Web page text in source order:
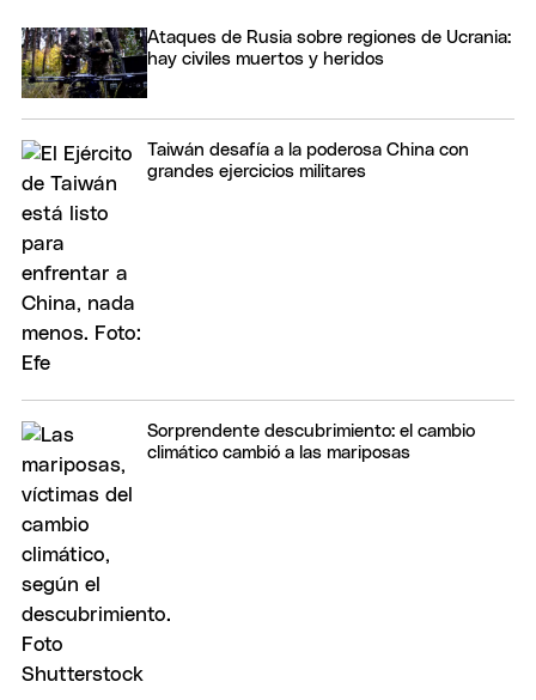
Ataques de Rusia sobre regiones de Ucrania:
hay civiles muertos y heridos
Taiwán desafía a la poderosa China con
grandes ejercicios militares
Sorprendente descubrimiento: el cambio
climático cambió a las mariposas